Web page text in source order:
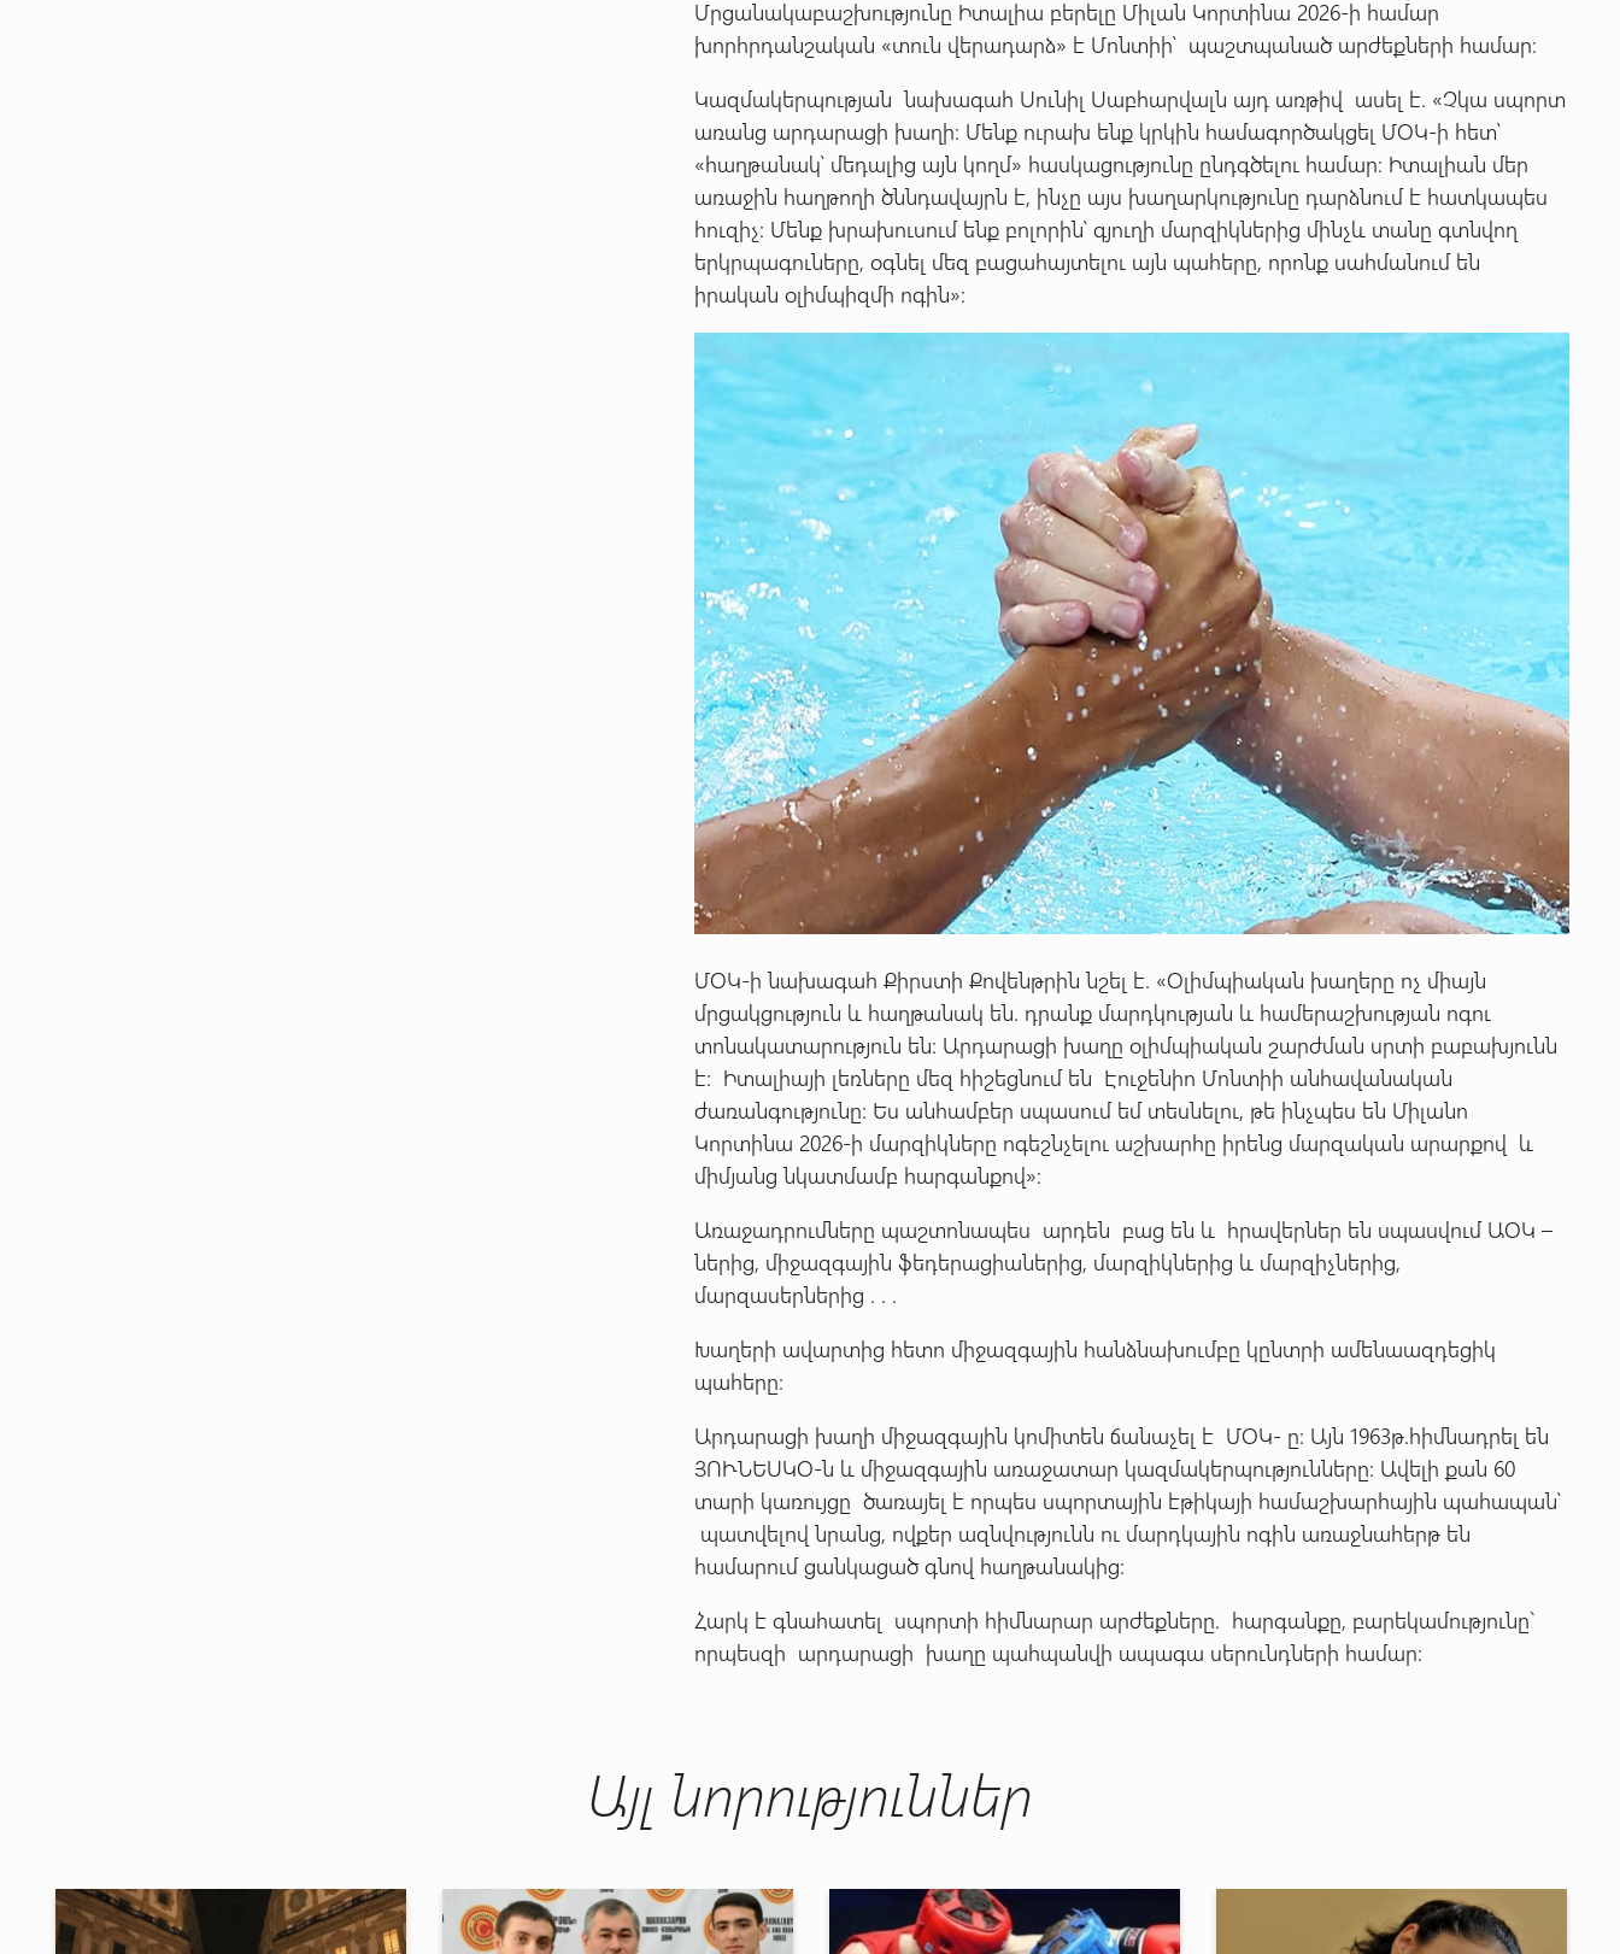
Մրցանակաբաշխությունը Իտալիա բերելը Միլան Կորտինա 2026-ի համար
խորհրդանշական «տուն վերադարձ» է Մոնտիի՝ պաշտպանած արժեքների համար։
Կազմակերպության նախագահ Սունիլ Սաբհարվալն այդ առթիվ ասել է. «Չկա սպորտ
առանց արդարացի խաղի։ Մենք ուրախ ենք կրկին համագործակցել ՄՕԿ-ի հետ՝
«հաղթանակ՝ մեդալից այն կողմ» հասկացությունը ընդգծելու համար։ Իտալիան մեր
առաջին հաղթողի ծննդավայրն է, ինչը այս խաղարկությունը դարձնում է հատկապես
հուզիչ։ Մենք խրախուսում ենք բոլորին՝ գյուղի մարզիկներից մինչև տանը գտնվող
երկրպագուները, օգնել մեզ բացահայտելու այն պահերը, որոնք սահմանում են
իրական օլիմպիզմի ոգին»։
ՄՕԿ-ի նախագահ Քիրստի Քովենթրին նշել է. «Օլիմպիական խաղերը ոչ միայն
մրցակցություն և հաղթանակ են. դրանք մարդկության և համերաշխության ոգու
տոնակատարություն են: Արդարացի խաղը օլիմպիական շարժման սրտի բաբախյունն
է: Իտալիայի լեռները մեզ հիշեցնում են Էուջենիո Մոնտիի անհավանական
ժառանգությունը: Ես անհամբեր սպասում եմ տեսնելու, թե ինչպես են Միլանո
Կորտինա 2026-ի մարզիկները ոգեշնչելու աշխարհը իրենց մարզական արարքով և
միմյանց նկատմամբ հարգանքով»:
Առաջադրումները պաշտոնապես արդեն բաց են և հրավերներ են սպասվում ԱՕԿ –
ներից, միջազգային ֆեդերացիաներից, մարզիկներից և մարզիչներից,
մարզասերներից . . .
Խաղերի ավարտից հետո միջազգային հանձնախումբը կընտրի ամենաազդեցիկ
պահերը:
Արդարացի խաղի միջազգային կոմիտեն ճանաչել է ՄՕԿ- ը: Այն 1963թ.հիմնադրել են
ՅՈՒՆԵՍԿՕ-ն և միջազգային առաջատար կազմակերպությունները: Ավելի քան 60
տարի կառույցը ծառայել է որպես սպորտային էթիկայի համաշխարհային պահապան՝
պատվելով նրանց, ովքեր ազնվությունն ու մարդկային ոգին առաջնահերթ են
համարում ցանկացած գնով հաղթանակից:
Հարկ է գնահատել սպորտի հիմնարար արժեքները. հարգանքը, բարեկամությունը`
որպեսզի արդարացի խաղը պահպանվի ապագա սերունդների համար:
Այլ նորություններ